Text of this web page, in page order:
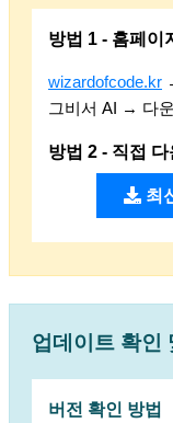
방법 1 - 홈페이
wizardofcode.kr
그비서 AI → 다
방법 2 - 직접
최
업데이트 확인
버전 확인 방법